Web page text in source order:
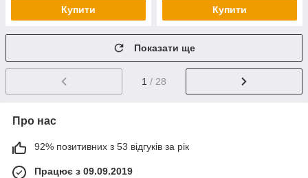
Купити Купити
Показати ще
1 / 28
Про нас
92% позитивних з 53 відгуків за рік
Працює з 09.09.2019